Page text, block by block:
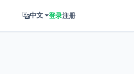
中文 登录注册